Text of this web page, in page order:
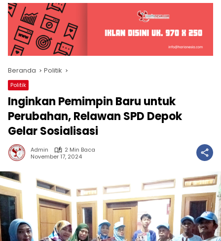
Beranda Politik
Politik
Inginkan Pemimpin Baru untuk
Perubahan, Relawan SPD Depok
Gelar Sosialisasi
Admin
2 Min Baca
November 17, 2024